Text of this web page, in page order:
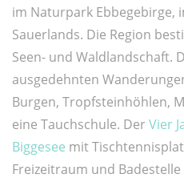
im Naturpark Ebbegebirge,
Sauerlands. Die Region
Seen- und Waldlandschaft.
ausgedehnten
Burgen, Tropfsteinhöhlen,
eine Tauchschule. Der Vier
Biggesee mit
Freizeitraum und